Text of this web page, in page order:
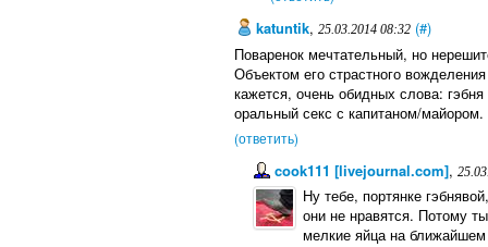
katuntik,25.03.2014 08:32 (#)
Поваренок мечтательный, но
Объектом его страстного
кажется, очень обидных слова:
оральный секс с капитаном/майором.
(ответить)
cook111 [livejournal.com],
Ну тебе, портянке
они не нравятся. Потому
мелкие яйца на